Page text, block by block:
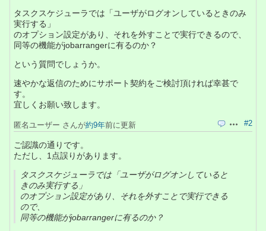
タスクスケジューラでは「ユーザがログオンしているときのみ
実行する」
のオプション設定があり、それを外すことで実行できるので、
同等の機能がjobarrangerに有るのか？
という質問でしょうか。
速やかな返信のためにサポート契約をご検討頂ければ幸甚で
す。
宜しくお願い致します。
引用 操作#2
匿名ユーザー さんが約9年前に更新
ご認識の通りです。
ただし、1点誤りがあります。
タスクスケジューラでは「ユーザがログオンしていると
きのみ実行する」
のオプション設定があり、それを外すことで実行できる
ので、
同等の機能がjobarrangerに有るのか？